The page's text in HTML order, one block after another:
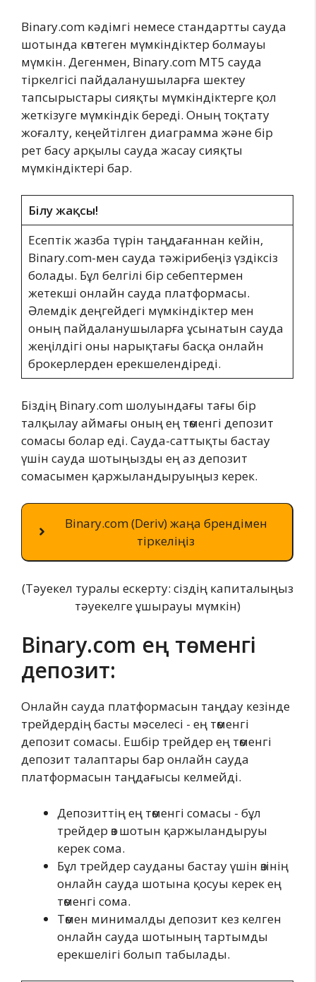
Binary.com кәдімгі немесе стандартты сауда
шотында көптеген мүмкіндіктер болмауы
мүмкін. Дегенмен, Binary.com MT5 сауда
тіркелгісі пайдаланушыларға шектеу
тапсырыстары сияқты мүмкіндіктерге қол
жеткізуге мүмкіндік береді. Оның тоқтату
жоғалту, кеңейтілген диаграмма және бір
рет басу арқылы сауда жасау сияқты
мүмкіндіктері бар.
Білу жақсы!
Есептік жазба түрін таңдағаннан кейін,
Binary.com-мен сауда тәжірибеңіз үздіксіз
болады. Бұл белгілі бір себептермен
жетекші онлайн сауда платформасы.
Әлемдік деңгейдегі мүмкіндіктер мен
оның пайдаланушыларға ұсынатын сауда
жеңілдігі оны нарықтағы басқа онлайн
брокерлерден ерекшелендіреді.
Біздің Binary.com шолуындағы тағы бір
талқылау аймағы оның ең төменгі депозит
сомасы болар еді. Сауда-саттықты бастау
үшін сауда шотыңызды ең аз депозит
сомасымен қаржыландыруыңыз керек.
Binary.com (Deriv) жаңа брендімен
тіркеліңіз
(Тәуекел туралы ескерту: сіздің капиталыңыз
тәуекелге ұшырауы мүмкін)
Binary.com ең төменгі
депозит:
Онлайн сауда платформасын таңдау кезінде
трейдердің басты мәселесі - ең төменгі
депозит сомасы. Ешбір трейдер ең төменгі
депозит талаптары бар онлайн сауда
платформасын таңдағысы келмейді.
Депозиттің ең төменгі сомасы - бұл
трейдер өз шотын қаржыландыруы
керек сома.
Бұл трейдер сауданы бастау үшін өзінің
онлайн сауда шотына қосуы керек ең
төменгі сома.
Төмен минималды депозит кез келген
онлайн сауда шотының тартымды
ерекшелігі болып табылады.